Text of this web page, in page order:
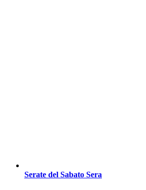
Serate del Sabato Sera